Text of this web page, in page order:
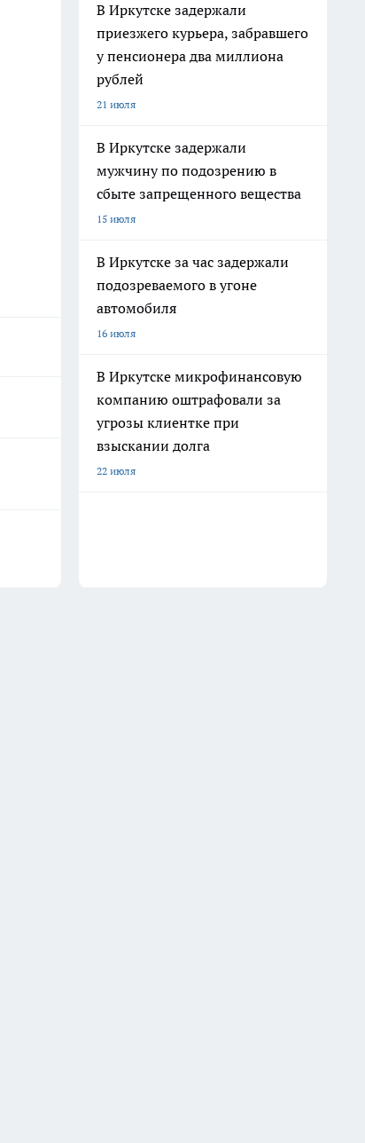
В Иркутске задержали
приезжего курьера, забравшего
у пенсионера два миллиона
рублей
21 июля
В Иркутске задержали
мужчину по подозрению в
сбыте запрещенного вещества
15 июля
В Иркутске за час задержали
подозреваемого в угоне
автомобиля
16 июля
В Иркутске микрофинансовую
компанию оштрафовали за
угрозы клиентке при
взыскании долга
22 июля